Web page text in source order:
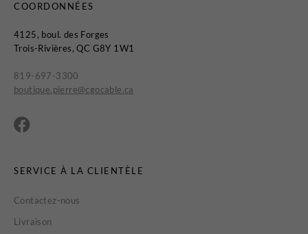
COORDONNÉES
4125, boul. des Forges
Trois-Rivières, QC G8Y 1W1
819-697-3300
boutique.pierre@cgocable.ca
SERVICE À LA CLIENTÈLE
Contactez-nous
Livraison